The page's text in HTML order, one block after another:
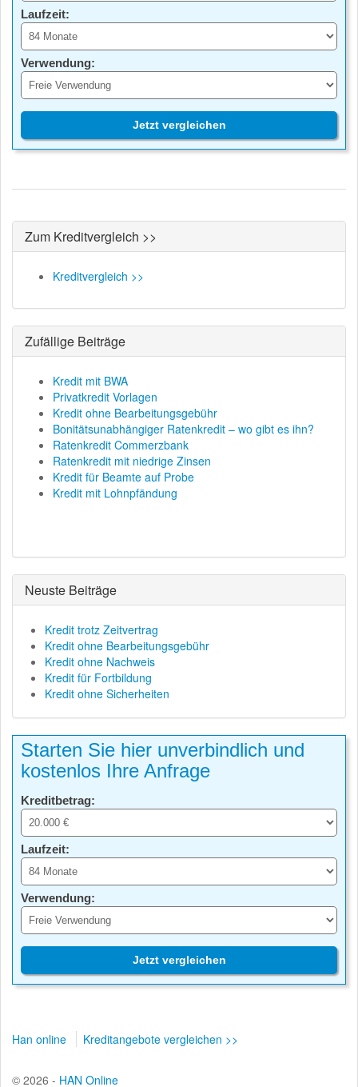
Laufzeit:
Verwendung:
Jetzt vergleichen
Zum Kreditvergleich >>
Kreditvergleich >>
Zufällige Beiträge
Kredit mit BWA
Privatkredit Vorlagen
Kredit ohne Bearbeitungsgebühr
Bonitätsunabhängiger Ratenkredit – wo gibt es ihn?
Ratenkredit Commerzbank
Ratenkredit mit niedrige Zinsen
Kredit für Beamte auf Probe
Kredit mit Lohnpfändung
Neuste Beiträge
Kredit trotz Zeitvertrag
Kredit ohne Bearbeitungsgebühr
Kredit ohne Nachweis
Kredit für Fortbildung
Kredit ohne Sicherheiten
Starten Sie hier unverbindlich und
kostenlos Ihre Anfrage
Kreditbetrag:
Laufzeit:
Verwendung:
Jetzt vergleichen
Han online Kreditangebote vergleichen >>
© 2026 - HAN Online